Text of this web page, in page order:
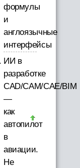
формулы
и
англоязычные
интерфейсы
ИИ в
разработке
CAD/CAM/CAE/BIM
—
как
автопилот
в
авиации.
Не